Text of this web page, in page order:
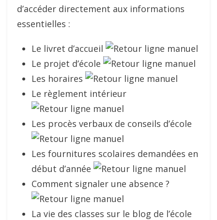
d’accéder directement aux informations
essentielles :
Le livret d’accueil
Le projet d’école
Les horaires
Le règlement intérieur
Les procès verbaux de conseils d’école
Les fournitures scolaires demandées en
début d’année
Comment signaler une absence ?
La vie des classes sur le blog de l’école